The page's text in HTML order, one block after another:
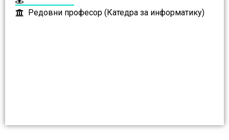
Редовни професор (Катедра за информатику)